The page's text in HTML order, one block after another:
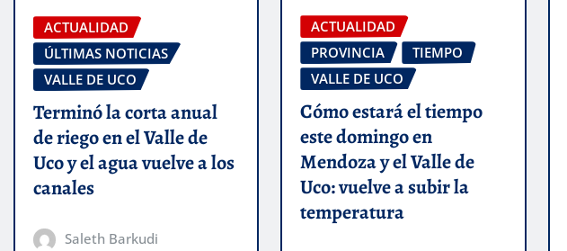
ACTUALIDAD
ÚLTIMAS NOTICIAS
VALLE DE UCO
Terminó la corta anual
de riego en el Valle de
Uco y el agua vuelve a los
canales
Saleth Barkudi
ACTUALIDAD
PROVINCIA
TIEMPO
VALLE DE UCO
Cómo estará el tiempo
este domingo en
Mendoza y el Valle de
Uco: vuelve a subir la
temperatura